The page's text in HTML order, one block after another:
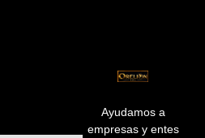
Ayudamos a
empresas y entes